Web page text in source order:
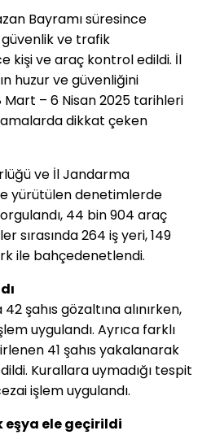
Bayramı süresince
ve trafik
kişi ve araç kontrol edildi. İl
huzur ve güvenliğini
– 6 Nisan 2025 tarihleri
dikkat çeken
ve İl Jandarma
yürütülen denetimlerde
, 44 bin 904 araç
sırasında264 iş yeri,149
ile bahçedenetlendi.
42 şahıs gözaltına alınırken,
uygulandı. Ayrıca farklı
41 şahıs yakalanarak
Kurallara uymadığı tespit
işlem uygulandı.
eşya ele geçirildi